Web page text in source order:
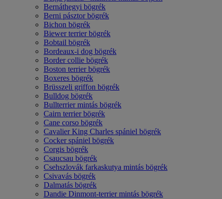
Bernáthegyi bögrék
Berni pásztor bögrék
Bichon bögrék
Biewer terrier bögrék
Bobtail bögrék
Bordeaux-i dog bögrék
Border collie bögrék
Boston terrier bögrék
Boxeres bögrék
Brüsszeli griffon bögrék
Bulldog bögrék
Bullterrier mintás bögrék
Cairn terrier bögrék
Cane corso bögrék
Cavalier King Charles spániel bögrék
Cocker spániel bögrék
Corgis bögrék
Csaucsau bögrék
Csehszlovák farkaskutya mintás bögrék
Csivavás bögrék
Dalmatás bögrék
Dandie Dinmont-terrier mintás bögrék